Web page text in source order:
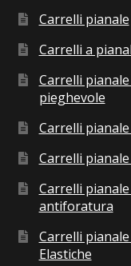
Carrelli pianale
Carrelli a
Carrelli
pieghevole
Carrelli
Carrelli
Carrelli
antiforatura
Carrelli
Elastiche